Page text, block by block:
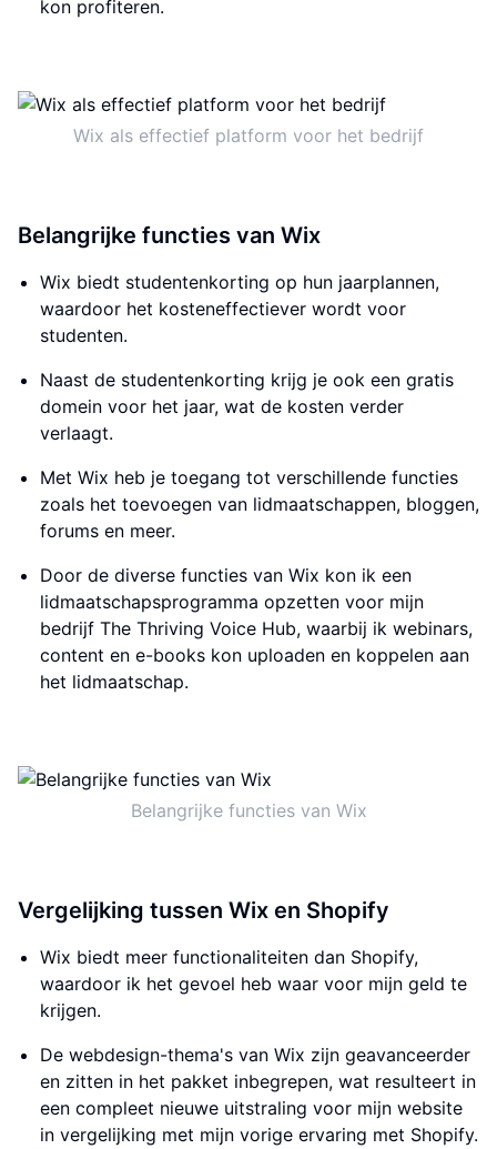
kon profiteren.
Wix als effectief platform voor het bedrijf
Belangrijke functies van Wix
Wix biedt studentenkorting op hun jaarplannen,
waardoor het kosteneffectiever wordt voor
studenten.
Naast de studentenkorting krijg je ook een gratis
domein voor het jaar, wat de kosten verder
verlaagt.
Met Wix heb je toegang tot verschillende functies
zoals het toevoegen van lidmaatschappen, bloggen,
forums en meer.
Door de diverse functies van Wix kon ik een
lidmaatschapsprogramma opzetten voor mijn
bedrijf The Thriving Voice Hub, waarbij ik webinars,
content en e-books kon uploaden en koppelen aan
het lidmaatschap.
Belangrijke functies van Wix
Vergelijking tussen Wix en Shopify
Wix biedt meer functionaliteiten dan Shopify,
waardoor ik het gevoel heb waar voor mijn geld te
krijgen.
De webdesign-thema's van Wix zijn geavanceerder
en zitten in het pakket inbegrepen, wat resulteert in
een compleet nieuwe uitstraling voor mijn website
in vergelijking met mijn vorige ervaring met Shopify.